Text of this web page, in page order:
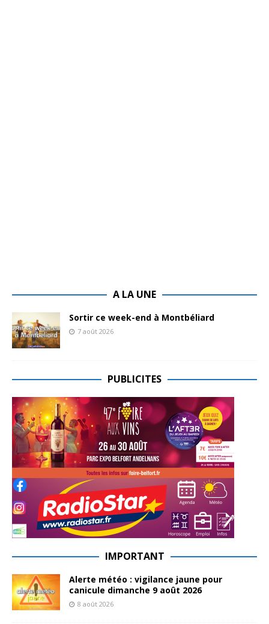
A LA UNE
Sortir ce week-end à Montbéliard
7 août 2026
PUBLICITES
IMPORTANT
Alerte météo : vigilance jaune pour
canicule dimanche 9 août 2026
8 août 2026